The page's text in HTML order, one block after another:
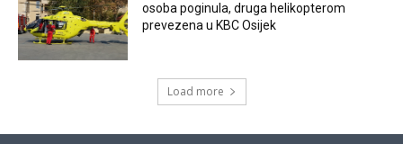
osoba poginula, druga helikopterom
prevezena u KBC Osijek
Load more